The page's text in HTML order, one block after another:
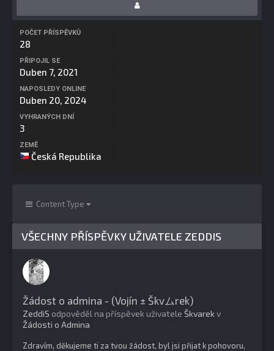
POČET PŘÍSPĚVKŮ
28
PŘIPOJIL SE
Duben 7, 2021
NAPOSLEDY ONLINE
Duben 20, 2024
VYHRANÝCH DNÍ
3
ZEMĚ
Česká Republika
Content Type
VŠECHNY PŘÍSPĚVKY UŽIVATELE ZEDDIS
Žádost o admina - (Vojín ± Škvムrek)
ZeddiS odpověděl na příspěvek uživatele Škvarek v
Žádosti o Admina
Zdravím, děkujeme ti za tvou žádost, byl jsi přijat k pohovoru,